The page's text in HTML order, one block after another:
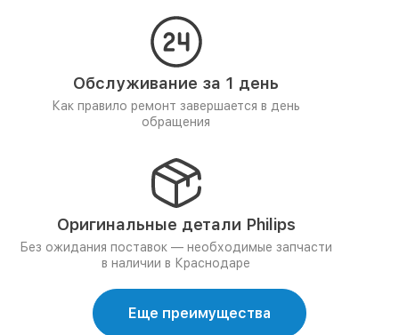
Обслуживание за 1 день
Как правило ремонт завершается в день
обращения
Оригинальные детали Philips
Без ожидания поставок — необходимые запчасти
в наличии в Краснодаре
Еще преимущества